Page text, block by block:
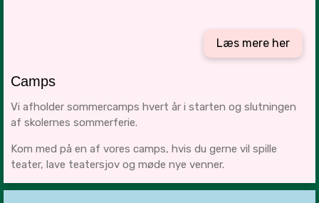
Læs mere her
Camps
Vi afholder sommercamps hvert år i starten og slutningen
af skolernes sommerferie.
Kom med på en af vores camps, hvis du gerne vil spille
teater, lave teatersjov og møde nye venner.